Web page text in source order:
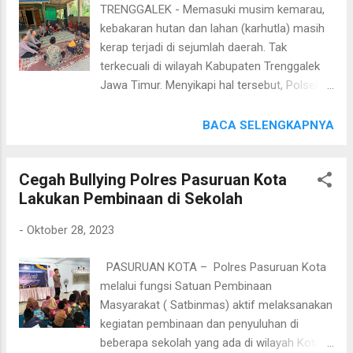
telah dipupuk, kebhinekaan yang sudah lama
terbangun. Mari kita jaga bersama semua,”
jelas Kadiv Humas, Sabtu (28/10/23). Ketua
Dewan Pers, Ninik Rahayu, menambahkan
bahwa peran media sangat penting dalam
tersebut. Berbagai upaya pencegahan
pers bukan menjadi contoh, tapi menjadi
pene...
TRENGGALEK - Memasuki musim kemarau,
kebakaran hutan dan lahan (karhutla) masih
kerap terjadi di sejumlah daerah. Tak
terkecuali di wilayah Kabupaten Trenggalek
Jawa Timur. Menyikapi hal tersebut, Polsek
kerjanya didominasi oleh kawasan hutan
Desa Dompyong, Kecamatan Bendungan,
Kabupaten Trenggalek,Jumat (27/10). Pada
dihimabu untuk lebih meningkatkan
kebakaran hutan, mengingat saat ini musim
kemarau panjang. Kapolres Trenggalek, AKBP
Gathut Bowo Supriyono,S.H, S.I.K.,M.Si
melalui Kapolsek Bendungan, Iptu Suswanto,
S.H mengatakan sebagai bagian dari warga
BACA SELENGKAPNYA
Cegah Bullying Polres Pasuruan Kota
Lakukan Pembinaan di Sekolah
- Oktober 28, 2023
PASURUAN KOTA – Polres Pasuruan Kota
melalui fungsi Satuan Pembinaan
Masyarakat ( Satbinmas) aktif melaksanakan
kegiatan pembinaan dan penyuluhan di
beberapa sekolah yang ada di wilayah Kota